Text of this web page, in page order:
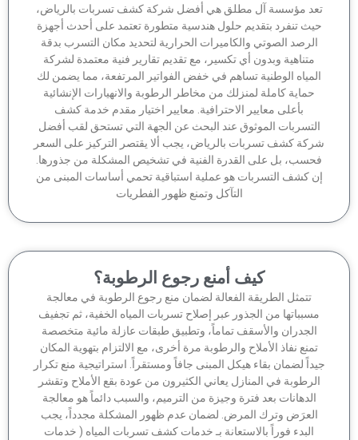
مؤسسة آل مطلق هي أفضل شركة كشف تسربات بالرياض،
تنفرد بتقديم حلول هندسية متطورة تعتمد على أحدث أجهزة
الرصد الصوتي والكاميرات الحرارية لتحديد مكان التسرب بدقة
متناهية وبدون أي تكسير، مع تقديم تقارير فنية معتمدة لشركة
الوطنية تساهم في خفض الفواتير المرتفعة، مما يضمن لك
حماية كاملة لمنزلك من مخاطر الرطوبة والانهيارات الإنشائية
بأعلى معايير الاحترافية. معايير اختيار مقدم خدمة كشف
الموثوق عند البحث عن الجهة التي تستحق لقب أفضل
كشف تسربات بالرياض، يجب ألا يقتصر التركيز على السعر
بل على القدرة الفنية في تشخيص المشكلة من جذورها.
كشف التسربات هو عملية استباقية تحمي أساسات المبنى من
التآكل وتمنع ظهور الفطريات
كيف أمنع رجوع الرطوبة؟
تتمثل الطريقة الفعالة لضمان منع رجوع الرطوبة في معالجة
من الجذور عبر إصلاح تسربات المياه الخفية، ثم تجفيف
الجدران والأسقف تماماً، وتطبيق طبقات عازلة مائية متخصصة
تمنع نفاذ الأملاح والرطوبة مرة أخرى، مع الالتزام بتهوية المكان
لضمان بقاء هيكل المبنى جافاً ومستقراً. استراتيجية منع تكرار
في المنازل يعاني الكثيرون من عودة بقع الأملاح وتقشر
الدهانات بعد فترة وجيزة من الترميم، والسبب دائماً هو معالجة
العرَض وترك المرض. لضمان عدم ظهور المشكلة مجدداً، يجب
البدء فوراً بالاستعانة بـ خدمات كشف تسربات المياه ( خدمات